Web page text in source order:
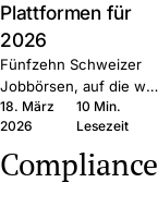
Plattformen für
2026
Fünfzehn Schweizer
Jobbörsen, auf die wir
bei Join multiposten.
Generalisten, Tech,
Regional, Healthcare,
Executive. Was jede
18. März
2026
10 Min.
Lesezeit
Compliance